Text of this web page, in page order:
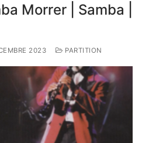
Morrer | Samba |
2023 PARTITION